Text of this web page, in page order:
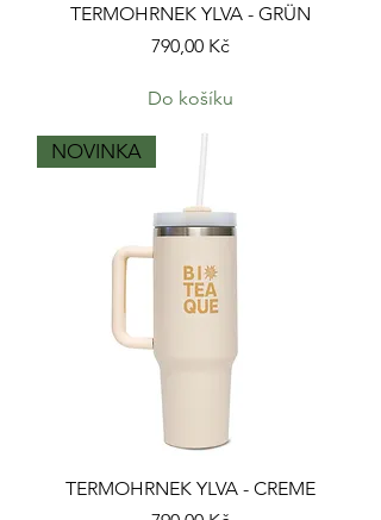
TERMOHRNEK YLVA - GRÜN
Cena
790,00 Kč
Do košíku
NOVINKA
TERMOHRNEK YLVA - CREME